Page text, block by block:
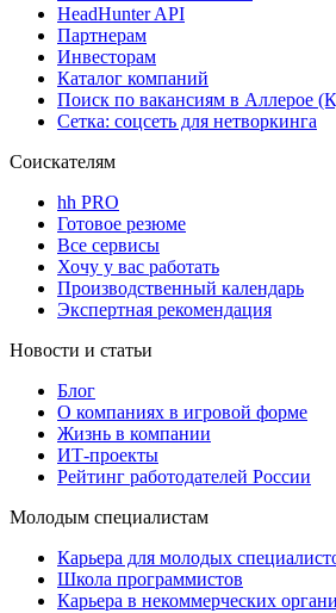
HeadHunter API
Партнерам
Инвесторам
Каталог компаний
Поиск по вакансиям в Аллерое
Сетка: соцсеть для нетворкинга
Соискателям
hh PRO
Готовое резюме
Все сервисы
Хочу у вас работать
Производственный календарь
Экспертная рекомендация
Новости и статьи
Блог
О компаниях в игровой форме
Жизнь в компании
ИТ-проекты
Рейтинг работодателей России
Молодым специалистам
Карьера для молодых
Школа программистов
Карьера в некоммерческих